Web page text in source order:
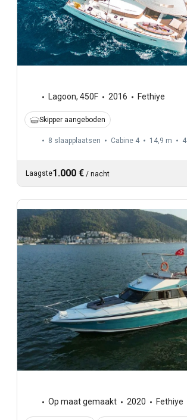
Lagoon, 450F 2016 Fethiye
Skipper aangeboden
8 slaapplaatsen Cabine 4 14,9 m 4
Laagste1.000 € / nacht
Op maat gemaakt 2020 Fethiye